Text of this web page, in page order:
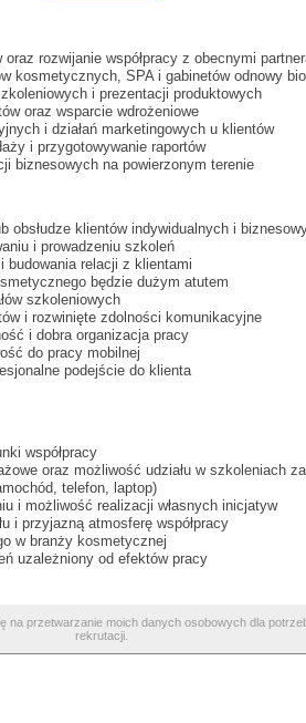
rozwijanie współpracy z obecnymi
kosmetycznych, SPA i gabinetów odnowy
i prezentacji produktowych
oraz wsparcie wdrożeniowe
i działań marketingowych u klientów
i przygotowywanie raportów
biznesowych na powierzonym terenie
obsłudze klientów indywidualnych i
i prowadzeniu szkoleń
relacji z klientami
będzie dużym atutem
szkoleniowych
i rozwinięte zdolności komunikacyjne
i dobra organizacja pracy
do pracy mobilnej
podejście do klienta
współpracy
oraz możliwość udziału w szkoleniach
telefon, laptop)
i możliwość realizacji własnych inicjatyw
i przyjazną atmosferę współpracy
w branży kosmetycznej
uzależniony od efektów pracy
na przetwarzanie moich danych osobowych dla
rekrutacji.